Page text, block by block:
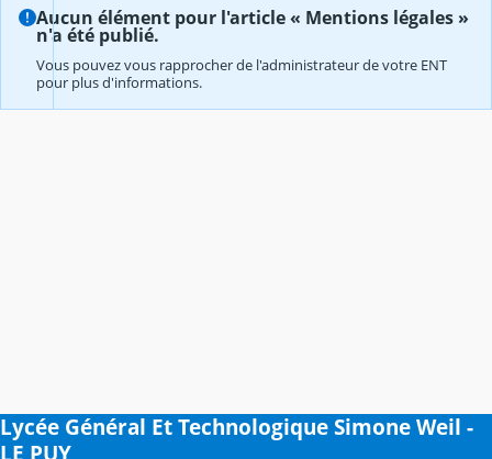
Aucun élément pour l'article « Mentions légales »
n'a été publié.
Vous pouvez vous rapprocher de l'administrateur de votre ENT
pour plus d'informations.
Lycée Général Et Technologique Simone Weil -
LE PUY